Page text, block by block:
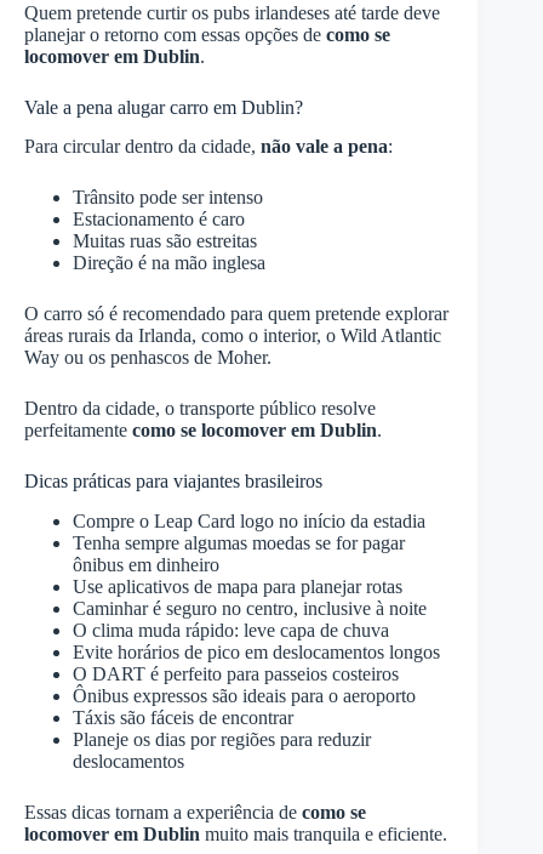
Quem pretende curtir os pubs irlandeses até tarde deve
planejar o retorno com essas opções de como se
locomover em Dublin.
Vale a pena alugar carro em Dublin?
Para circular dentro da cidade, não vale a pena:
Trânsito pode ser intenso
Estacionamento é caro
Muitas ruas são estreitas
Direção é na mão inglesa
O carro só é recomendado para quem pretende explorar
áreas rurais da Irlanda, como o interior, o Wild Atlantic
Way ou os penhascos de Moher.
Dentro da cidade, o transporte público resolve
perfeitamente como se locomover em Dublin.
Dicas práticas para viajantes brasileiros
Compre o Leap Card logo no início da estadia
Tenha sempre algumas moedas se for pagar
ônibus em dinheiro
Use aplicativos de mapa para planejar rotas
Caminhar é seguro no centro, inclusive à noite
O clima muda rápido: leve capa de chuva
Evite horários de pico em deslocamentos longos
O DART é perfeito para passeios costeiros
Ônibus expressos são ideais para o aeroporto
Táxis são fáceis de encontrar
Planeje os dias por regiões para reduzir
deslocamentos
Essas dicas tornam a experiência de como se
locomover em Dublin muito mais tranquila e eficiente.